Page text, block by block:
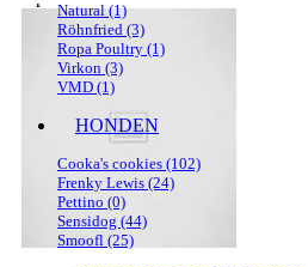
Natural(1)
Röhnfried (3)
Ropa Poultry (1)
Virkon (3)
VMD (1)
HONDEN
Cooka's cookies (102)
Frenky Lewis (24)
Pettino (0)
Sensidog (44)
Smoofl (25)
€40,18€ 36,19